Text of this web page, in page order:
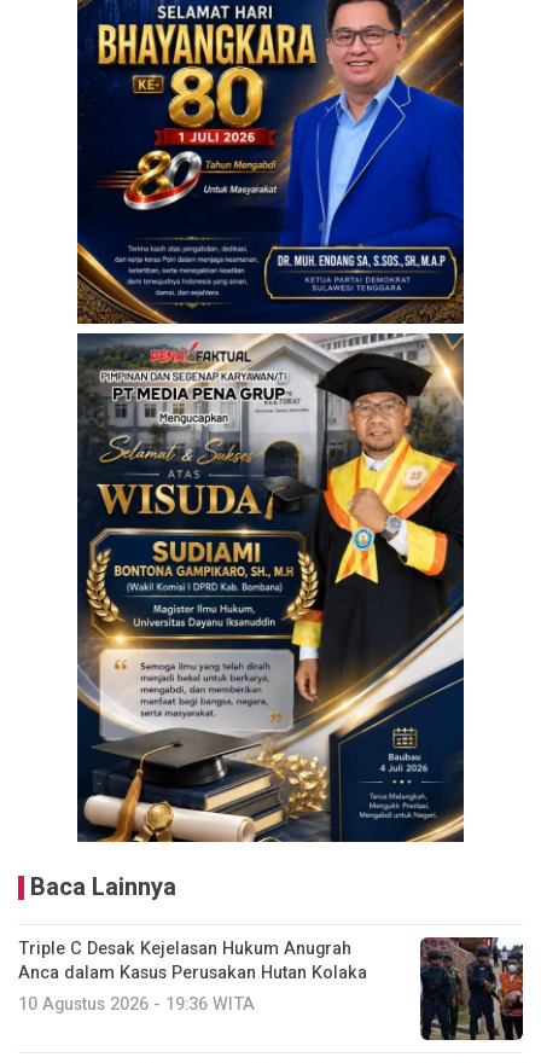
Baca Lainnya
Triple C Desak Kejelasan Hukum Anugrah
Anca dalam Kasus Perusakan Hutan Kolaka
10 Agustus 2026 - 19:36 WITA